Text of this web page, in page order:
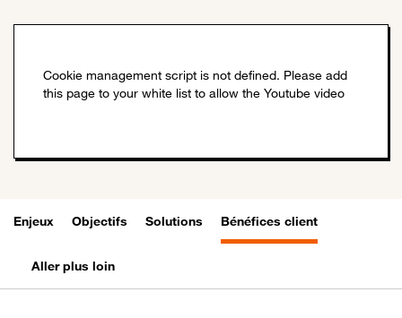
Enjeux Objectifs Solutions Bénéfices client
Aller plus loin